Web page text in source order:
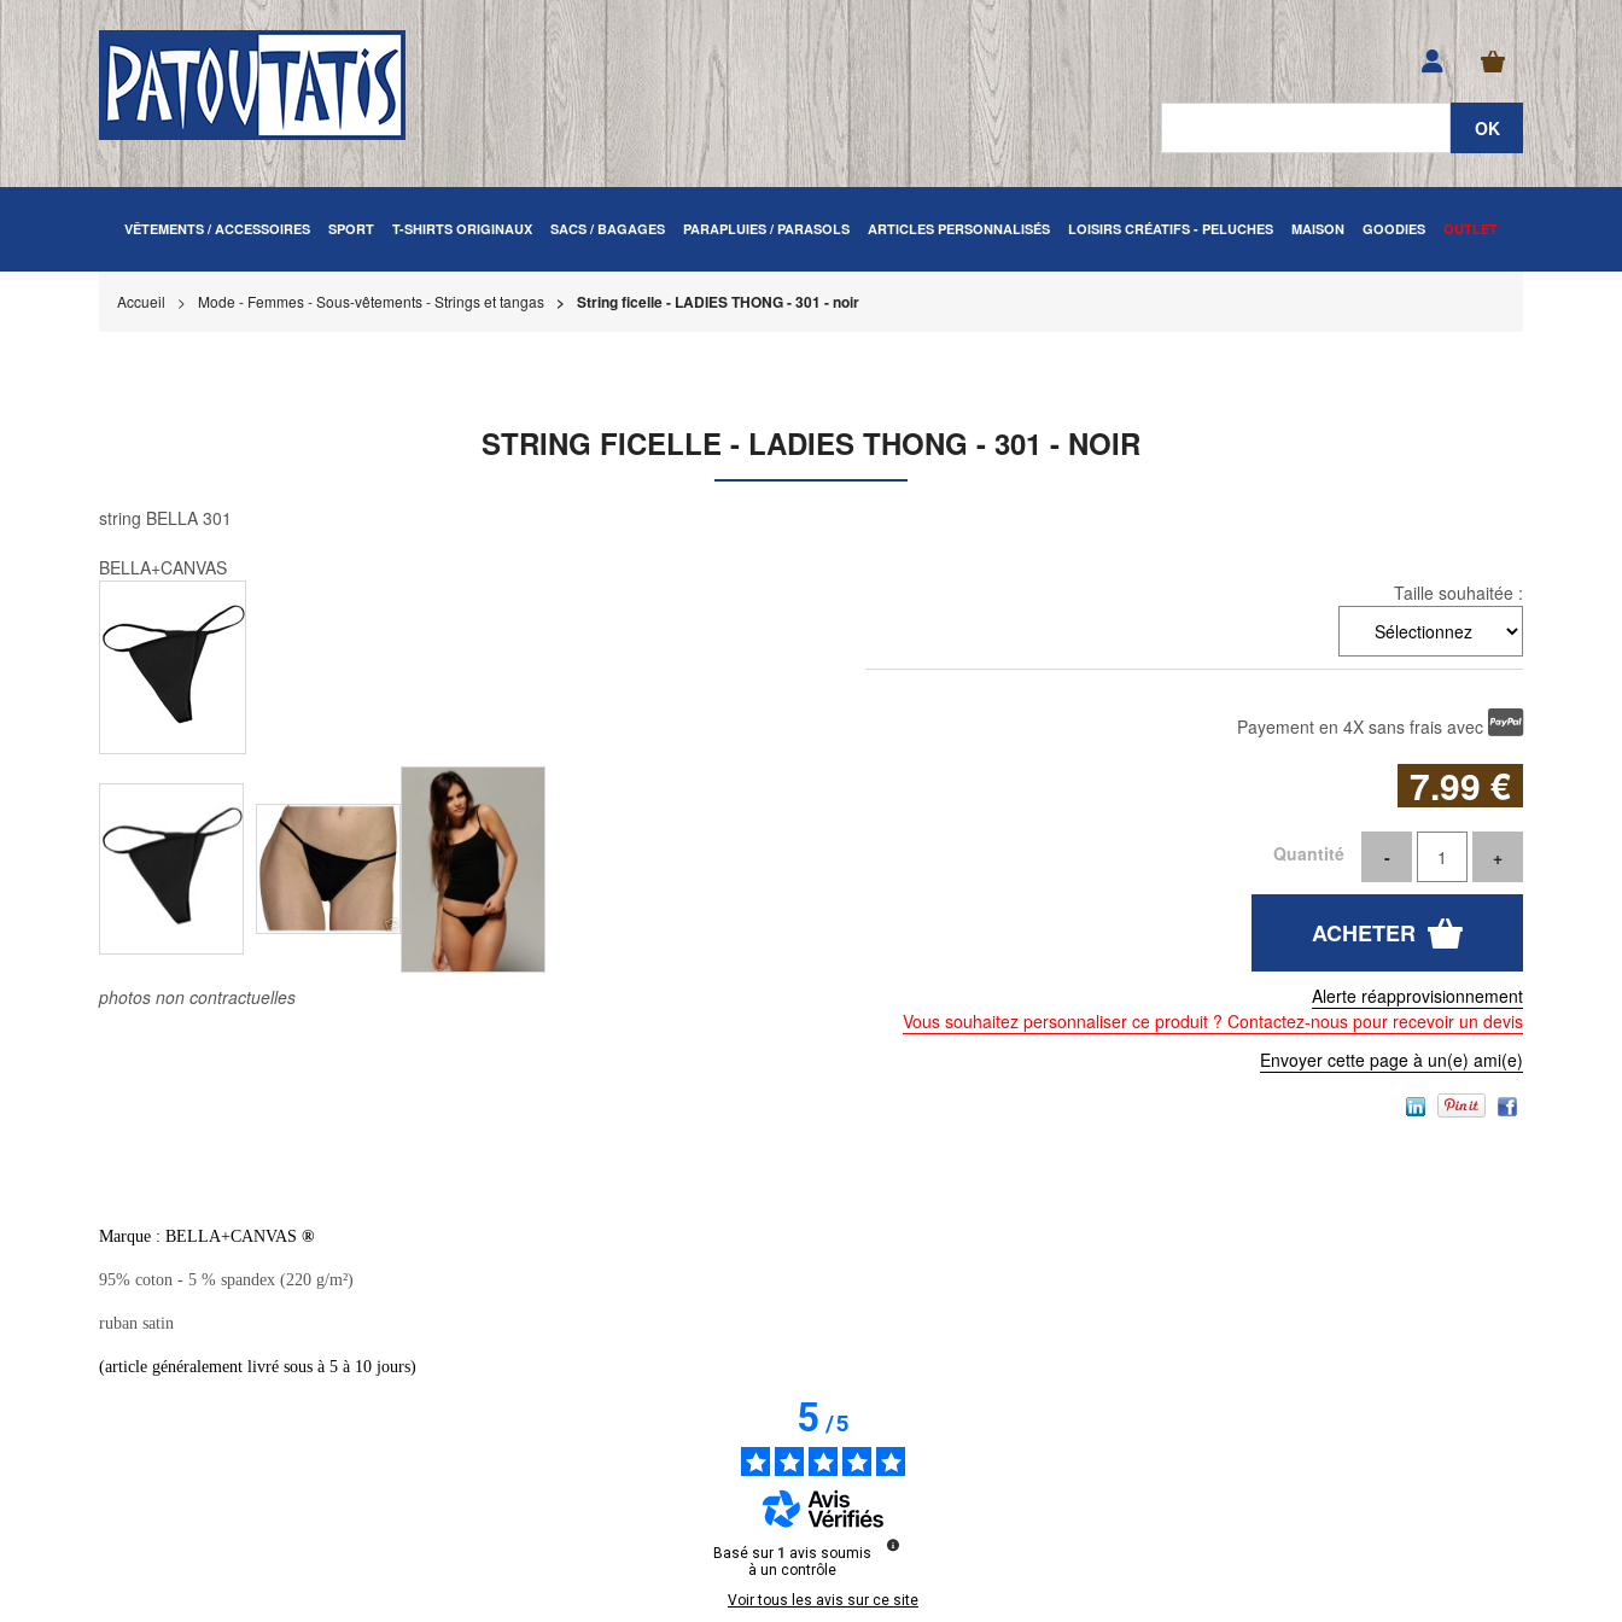
VÊTEMENTS / ACCESSOIRES SPORT T-SHIRTS ORIGINAUX SACS / BAGAGES PARAPLUIES / PARASOLS ARTICLES PERSONNALISÉS LOISIRS CRÉATIFS - PELUCHES MAISON GOODIES OUTLET
Accueil Mode - Femmes - Sous-vêtements - Strings et tangas String ficelle - LADIES THONG - 301 - noir
STRING FICELLE - LADIES THONG - 301 - NOIR
string BELLA 301
BELLA+CANVAS
photos non contractuelles
Taille souhaitée :
Payement en 4X sans frais avec
7.99 €
Quantité
Alerte réapprovisionnement
Vous souhaitez personnaliser ce produit ? Contactez-nous pour recevoir un devis
Envoyer cette page à un(e) ami(e)
Marque : BELLA+CANVAS ®
95% coton - 5 % spandex (220 g/m²)
ruban satin
(article généralement livré sous à 5 à 10 jours)
5/5
Basé sur 1 avis soumis
à un contrôle
Voir tous les avis sur ce site